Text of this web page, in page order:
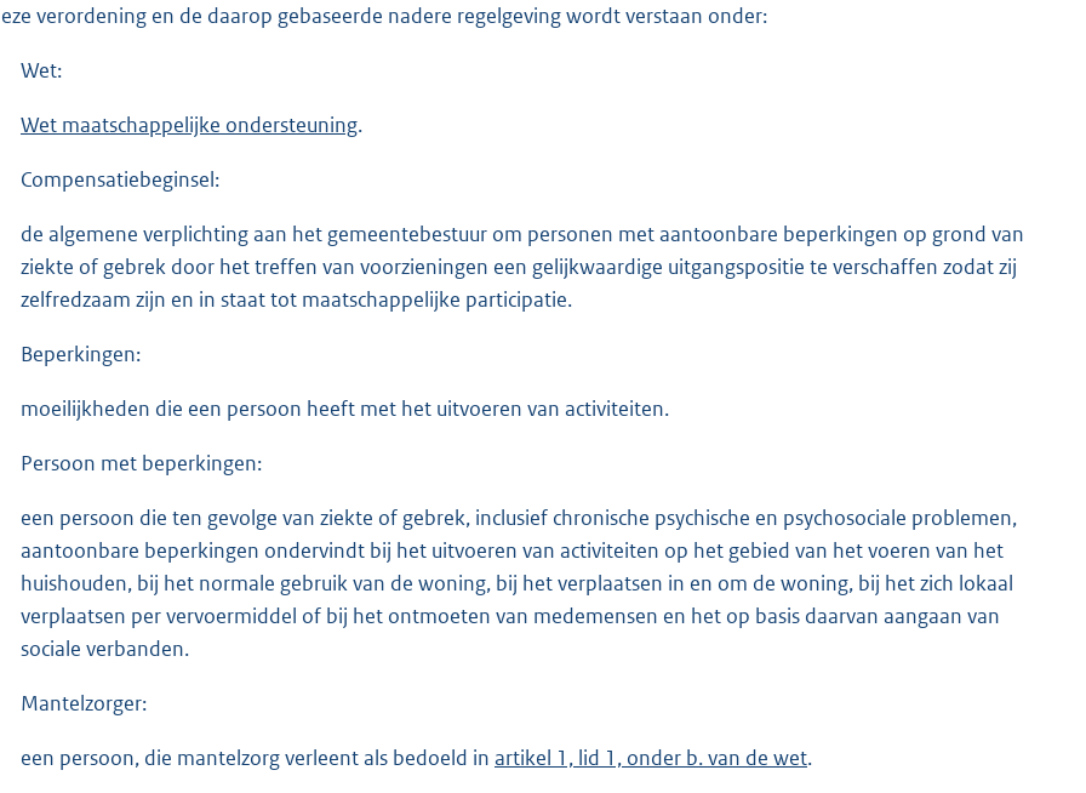
verordening en de daarop gebaseerde nadere regelgeving wordt verstaan onder:
Wet:
Wet maatschappelijke ondersteuning.
Compensatiebeginsel:
de algemene verplichting aan het gemeentebestuur om personen met aantoonbare beperkingen op grond van
ziekte of gebrek door het treffen van voorzieningen een gelijkwaardige uitgangspositie te verschaffen zodat zij
zelfredzaam zijn en in staat tot maatschappelijke participatie.
Beperkingen:
moeilijkheden die een persoon heeft met het uitvoeren van activiteiten.
Persoon met beperkingen:
een persoon die ten gevolge van ziekte of gebrek, inclusief chronische psychische en psychosociale problemen,
aantoonbare beperkingen ondervindt bij het uitvoeren van activiteiten op het gebied van het voeren van het
huishouden, bij het normale gebruik van de woning, bij het verplaatsen in en om de woning, bij het zich lokaal
verplaatsen per vervoermiddel of bij het ontmoeten van medemensen en het op basis daarvan aangaan van
sociale verbanden.
Mantelzorger:
een persoon, die mantelzorg verleent als bedoeld in artikel 1, lid 1, onder b. van de wet.